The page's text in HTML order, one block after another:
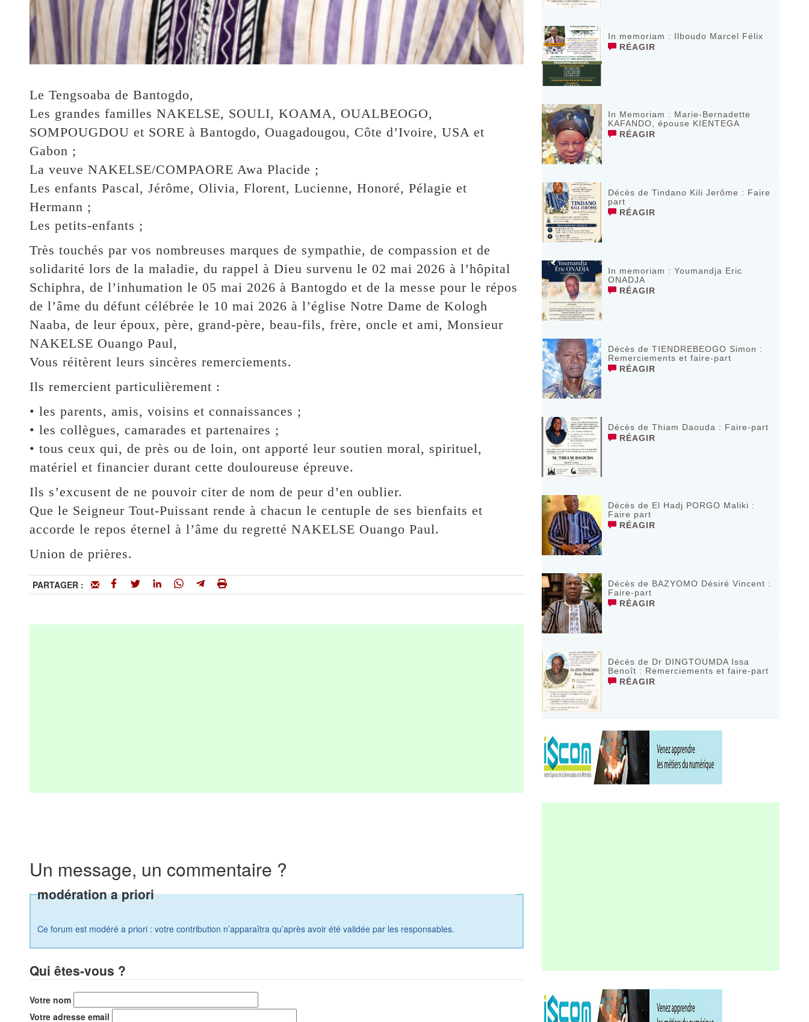
Le Tengsoaba de Bantogdo,
Les grandes familles NAKELSE, SOULI, KOAMA, OUALBEOGO,
SOMPOUGDOU et SORE à Bantogdo, Ouagadougou, Côte d’Ivoire, USA et
Gabon ;
La veuve NAKELSE/COMPAORE Awa Placide ;
Les enfants Pascal, Jérôme, Olivia, Florent, Lucienne, Honoré, Pélagie et
Hermann ;
Les petits-enfants ;
Très touchés par vos nombreuses marques de sympathie, de compassion et de
solidarité lors de la maladie, du rappel à Dieu survenu le 02 mai 2026 à l’hôpital
Schiphra, de l’inhumation le 05 mai 2026 à Bantogdo et de la messe pour le répos
de l’âme du défunt célébrée le 10 mai 2026 à l’église Notre Dame de Kologh
Naaba, de leur époux, père, grand-père, beau-fils, frère, oncle et ami, Monsieur
NAKELSE Ouango Paul,
Vous réitèrent leurs sincères remerciements.
Ils remercient particulièrement :
• les parents, amis, voisins et connaissances ;
• les collègues, camarades et partenaires ;
• tous ceux qui, de près ou de loin, ont apporté leur soutien moral, spirituel,
matériel et financier durant cette douloureuse épreuve.
Ils s’excusent de ne pouvoir citer de nom de peur d’en oublier.
Que le Seigneur Tout-Puissant rende à chacun le centuple de ses bienfaits et
accorde le repos éternel à l’âme du regretté NAKELSE Ouango Paul.
Union de prières.
PARTAGER :
Un message, un commentaire ?
modération a priori
Ce forum est modéré a priori : votre contribution n’apparaîtra qu’après avoir été validée par les responsables.
Qui êtes-vous ?
Votre nom
Votre adresse email
In memoriam : Ilboudo Marcel Félix
RÉAGIR
In Memoriam : Marie-Bernadette
KAFANDO, épouse KIENTEGA
RÉAGIR
Décès de Tindano Kili Jerôme : Faire
part
RÉAGIR
In memoriam : Youmandja Eric
ONADJA
RÉAGIR
Décès de TIENDREBEOGO Simon :
Remerciements et faire-part
RÉAGIR
Décès de Thiam Daouda : Faire-part
RÉAGIR
Décès de El Hadj PORGO Maliki :
Faire part
RÉAGIR
Décès de BAZYOMO Désiré Vincent :
Faire-part
RÉAGIR
Décès de Dr DINGTOUMDA Issa
Benoît : Remerciements et faire-part
RÉAGIR